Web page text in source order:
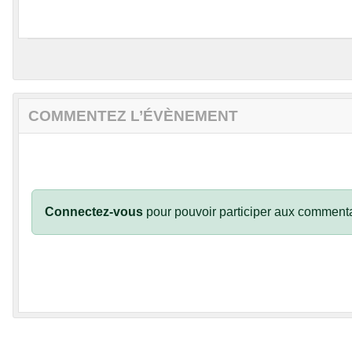
COMMENTEZ L’ÉVÈNEMENT
Connectez-vous pour pouvoir participer aux